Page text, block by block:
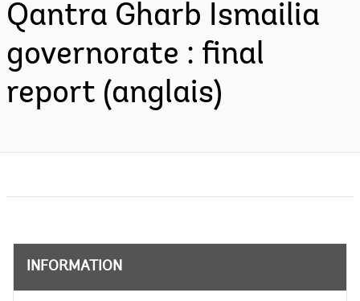
Qantra Gharb Ismailia
governorate : final
report (anglais)
INFORMATION